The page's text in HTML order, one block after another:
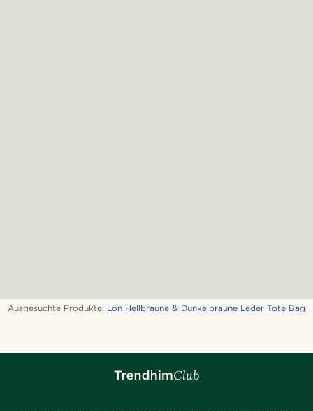
Ausgesuchte Produkte: Lon Hellbraune & Dunkelbraune Leder Tote Bag